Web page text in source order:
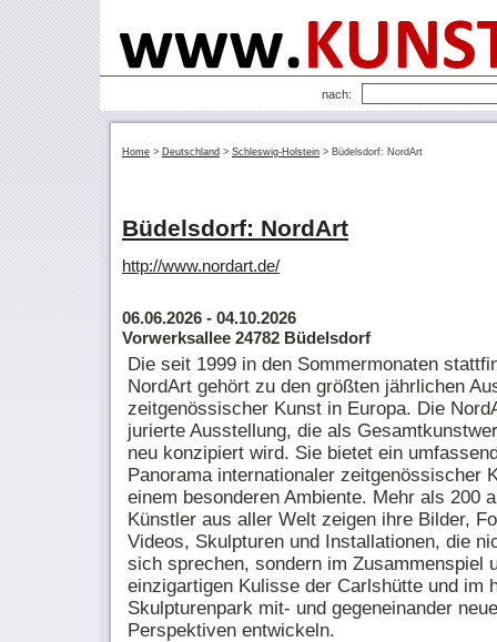
nach:
Home > Deutschland > Schleswig-Holstein > Büdelsdorf: NordArt
Büdelsdorf: NordArt
http://www.nordart.de/
06.06.2026 - 04.10.2026
Vorwerksallee 24782 Büdelsdorf
Die seit 1999 in den Sommermonaten
NordArt gehört zu den größten jährlichen
zeitgenössischer Kunst in Europa. Die
jurierte Ausstellung, die als
neu konzipiert wird. Sie bietet ein
Panorama internationaler zeitgenössischer
einem besonderen Ambiente. Mehr als 200
Künstler aus aller Welt zeigen ihre Bilder,
Videos, Skulpturen und Installationen, die
sich sprechen, sondern im Zusammenspiel
einzigartigen Kulisse der Carlshütte und im
Skulpturenpark mit- und gegeneinander neue
Perspektiven entwickeln.